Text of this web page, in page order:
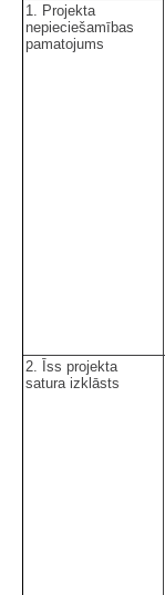
1. Projekta
nepieciešamības
pamatojums
2. Īss projekta
satura izklāsts